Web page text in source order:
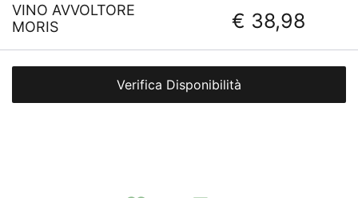
VINO AVVOLTORE
MORIS
€ 38,98
Verifica Disponibilità